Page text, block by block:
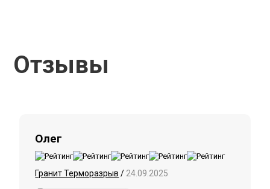
Отзывы
Олег
Гранит Терморазрыв / 24.09.2025